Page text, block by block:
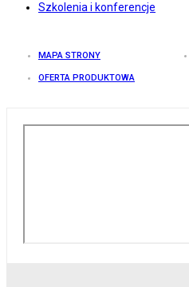
Szkolenia i konferencje
MAPA STRONY
OFERTA PRODUKTOWA